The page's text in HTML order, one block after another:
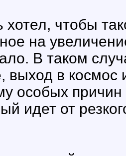
чтобы
на
В таком
выход в космос
особых
идет от